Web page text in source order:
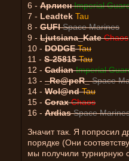
6 - Арлиен Imperial
7 - Leadtek Tau
8 - GUFI Space Marines
9 - Ljutsiana_Kate Chaos
10 - DODGE Tau
11 - S-25815 Tau
12 - Cadian Imperial
13 - _Re@peR_ Space
14 - Wol@nd Tau
15 - Corax Chaos
16 - Ardias Space
Значит так. Я попросил
порядке (Они
мы получили турнирную